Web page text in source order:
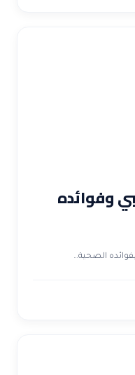
وفوائده
الصحية…